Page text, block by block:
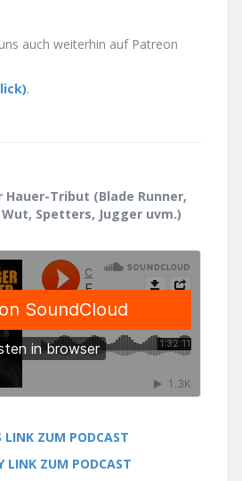
auch weiterhin auf Patreon
.
Hauer-Tribut (Blade Runner,
Spetters, Jugger uvm.)
LINK ZUM PODCAST
LINK ZUM PODCAST